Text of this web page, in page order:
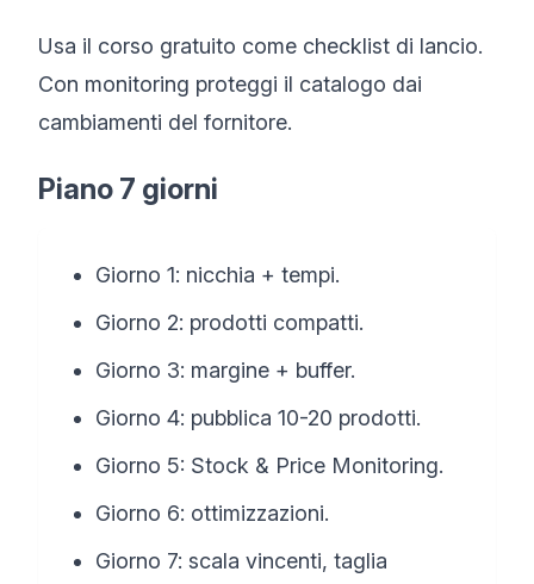
Usa il corso gratuito come checklist di lancio.
Con monitoring proteggi il catalogo dai
cambiamenti del fornitore.
Piano 7 giorni
Giorno 1: nicchia + tempi.
Giorno 2: prodotti compatti.
Giorno 3: margine + buffer.
Giorno 4: pubblica 10-20 prodotti.
Giorno 5: Stock & Price Monitoring.
Giorno 6: ottimizzazioni.
Giorno 7: scala vincenti, taglia